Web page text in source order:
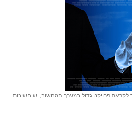
לקראת פרויקט גדול במערך המחשוב, יש חשיבות